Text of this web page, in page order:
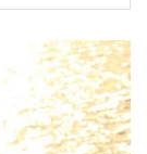
m
e